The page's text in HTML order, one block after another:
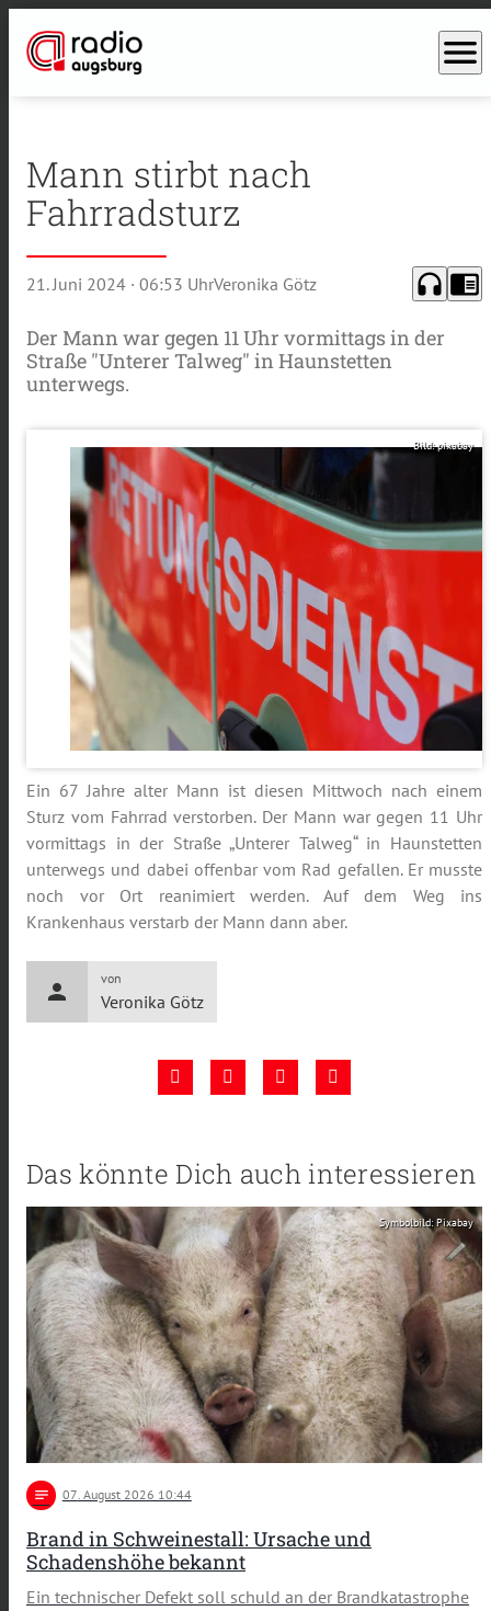
menu
Mann stirbt nach
Fahrradsturz
21. Juni 2024 · 06:53 UhrVeronika Götz headphones chrome_reader_mode
Der Mann war gegen 11 Uhr vormittags in der
Straße "Unterer Talweg" in Haunstetten
unterwegs.
Bild: pixabay
Ein 67 Jahre alter Mann ist diesen Mittwoch nach einem
Sturz vom Fahrrad verstorben. Der Mann war gegen 11 Uhr
vormittags in der Straße „Unterer Talweg“ in Haunstetten
unterwegs und dabei offenbar vom Rad gefallen. Er musste
noch vor Ort reanimiert werden. Auf dem Weg ins
Krankenhaus verstarb der Mann dann aber.
person
von
Veronika Götz
Das könnte Dich auch interessieren
Symbolbild: Pixabay
notes 07. August 2026 10:44
Brand in Schweinestall: Ursache und
Schadenshöhe bekannt
Ein technischer Defekt soll schuld an der Brandkatastrophe